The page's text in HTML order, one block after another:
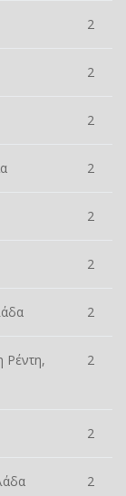
2
2
2
2
2
2
2
Ρέντη,
2
2
2